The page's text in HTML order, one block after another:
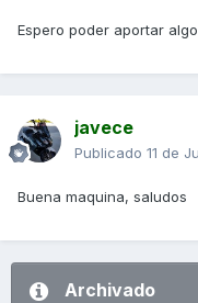
Espero poder aportar
javece
Publicado 11 de
Buena maquina, saludos
Archivado